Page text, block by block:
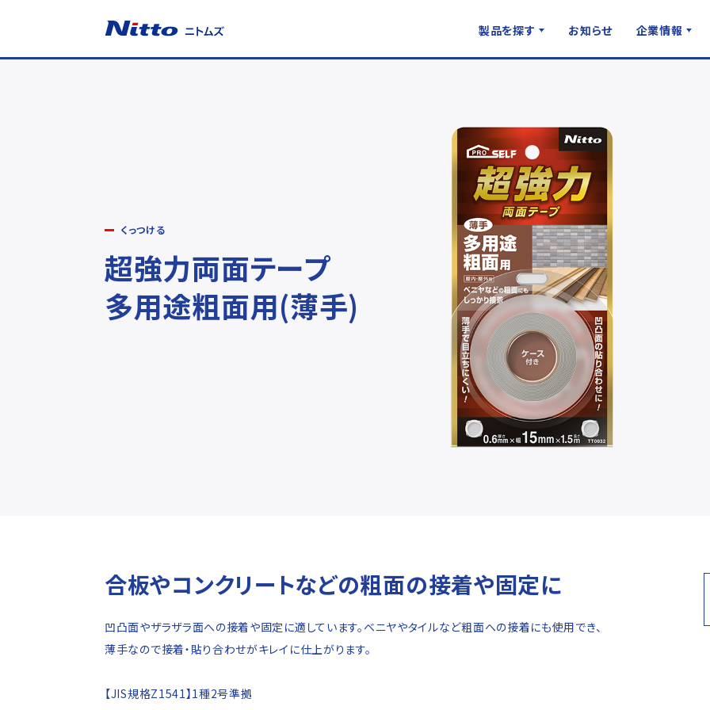
製品を探す お知らせ 企業情報
くっつける
超強力両面テープ
多用途粗面用(薄手)
合板やコンクリートなどの粗面の接着や固定に
凹凸面やザラザラ面への接着や固定に適しています。ベニヤやタイルなど粗面への接着にも使用でき、
薄手なので接着・貼り合わせがキレイに仕上がります。
【JIS規格Z1541】1種2号準拠